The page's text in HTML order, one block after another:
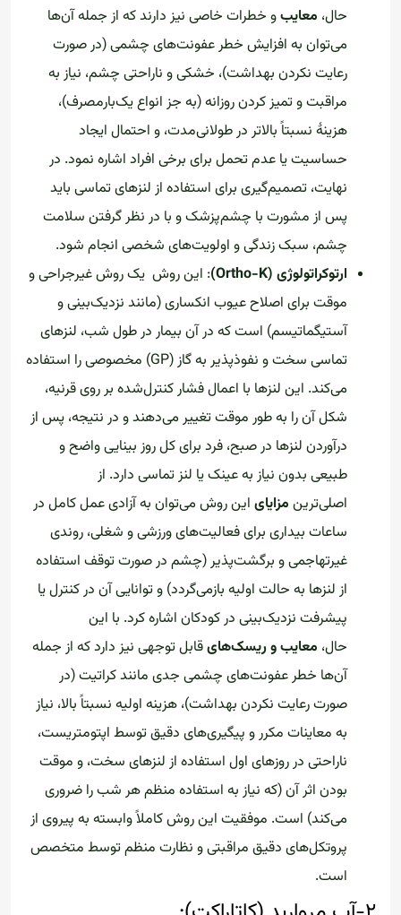
حال، معایبو خطرات خاصی نیز دارند که از جمله آن‌ها
می‌توان به افزایش خطر عفونت‌های چشمی (در صورت
رعایت نکردن بهداشت)، خشکی و ناراحتی چشم، نیاز به
مراقبت و تمیز کردن روزانه (به جز انواع یک‌بارمصرف)،
هزینهٔ نسبتاً بالاتر در طولانی‌مدت، و احتمال ایجاد
حساسیت یا عدم تحمل برای برخی افراد اشاره نمود. در
نهایت، تصمیم‌گیری برای استفاده از لنزهای تماسی باید
پس از مشورت با چشم‌پزشک و با در نظر گرفتن سلامت
چشم، سبک زندگی و اولویت‌های شخصی انجام شود.
ارتوکراتولوژی (Ortho-K)
: این روش یک روش غیرجراحی و
موقت برای اصلاح عیوب انکساری (مانند نزدیک‌بینی و
آستیگماتیسم) است که در آن بیمار در طول شب، لنزهای
تماسی سخت و نفوذپذیر به گاز (GP) مخصوصی را استفاده
می‌کند. این لنزها با اعمال فشار کنترل‌شده بر روی قرنیه،
شکل آن را به طور موقت تغییر می‌دهند و در نتیجه، پس از
درآوردن لنزها در صبح، فرد برای کل روز بینایی واضح و
طبیعی بدون نیاز به عینک یا لنز تماسی دارد. از
اصلی‌ترین مزایای این روش می‌توان به آزادی عمل کامل در
ساعات بیداری برای فعالیت‌های ورزشی و شغلی، روندی
غیرتهاجمی و برگشت‌پذیر (چشم در صورت توقف استفاده
از لنزها به حالت اولیه بازمی‌گردد) و توانایی آن در کنترل یا
پیشرفت نزدیک‌بینی در کودکان اشاره کرد. با این
حال، معایب و ریسک‌هایقابل توجهی نیز دارد که از جمله
آن‌ها خطر عفونت‌های چشمی جدی مانند کراتیت (در
صورت رعایت نکردن بهداشت)، هزینه اولیه نسبتاً بالا، نیاز
به معاینات مکرر و پیگیری‌های دقیق توسط اپتومتریست،
ناراحتی در روزهای اول استفاده از لنزهای سخت، و موقت
بودن اثر آن (که نیاز به استفاده منظم هر شب را ضروری
می‌کند) است. موفقیت این روش کاملاً وابسته به پیروی از
پروتکل‌های دقیق مراقبتی و نظارت منظم توسط متخصص
است.